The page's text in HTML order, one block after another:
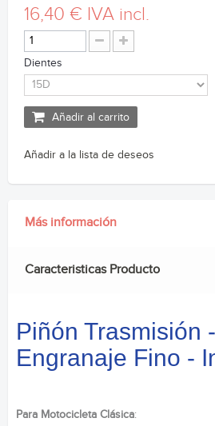
16,40 € IVA incl.
Dientes
Añadir al carrito
Añadir a la lista de deseos
Más información
Caracteristicas Producto
Piñón Trasmisión
Engranaje Fino -
Para Motocicleta Clásica: